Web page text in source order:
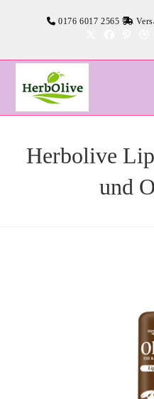
0176 6017 2565
Herbolive
und